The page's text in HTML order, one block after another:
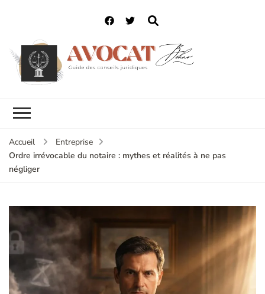
Accueil
Entreprise
Ordre irrévocable du notaire : mythes et réalités à ne pas
négliger